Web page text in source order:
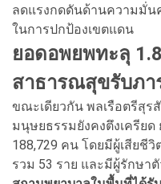
ลดแรงกดดันด้านความมั่น
ในการปกป้องเขตแดน
ยอดอพยพทะลุ
สาธารณสุขรับภา
ขณะเดียวกัน พลเรือตรีสุ
มนุษยธรรมยังคงตึงเครีย
188,729 คน โดยมีผู้เสียชี
รวม 53 ราย และมีผู้รักษา